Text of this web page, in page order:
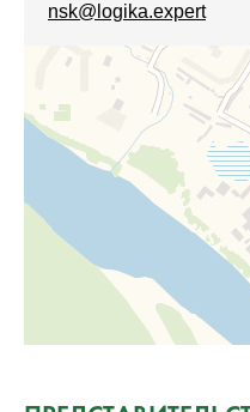
nsk@logika.expert